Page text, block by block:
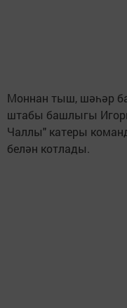
Моннан тыш, шәһәр
штабы башлыгы
Чаллы" катеры
белән котлады.